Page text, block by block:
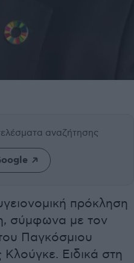
αναζήτησης
πρόκληση
σύμφωνα με τον
Παγκόσμιου
Ειδικά στη